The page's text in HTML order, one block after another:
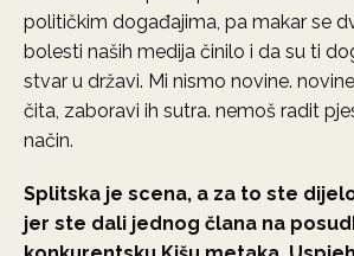
političkim događajima, pa makar se
bolesti naših medija činilo i da su ti
stvar u državi. Mi nismo novine.
čita, zaboravi ih sutra. nemoš radit
način.
Splitska je scena, a za to ste
jer ste dali jednog člana na